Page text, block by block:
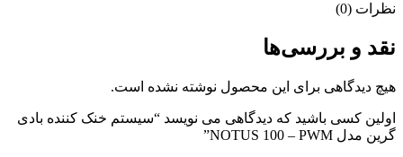
نظرات (0)
نقد و بررسی‌ها
هیچ دیدگاهی برای این محصول نوشته نشده است.
اولین کسی باشید که دیدگاهی می نویسد “سیستم خنک کننده بادی
گرین مدل NOTUS 100 – PWM”